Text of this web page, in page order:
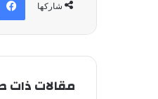
شاركها
مقالات ذات